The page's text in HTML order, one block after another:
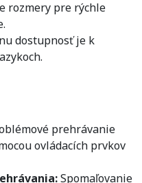
rozmery pre rýchle
dostupnosť je k
prehrávanie
ovládacích prvkov
Spomaľovanie